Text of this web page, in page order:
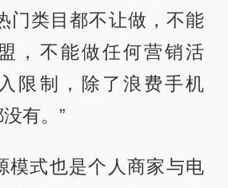
门类目都不让做，不能
，不能做任何营销活
限制，除了浪费手机
有。”
模式也是个人商家与电